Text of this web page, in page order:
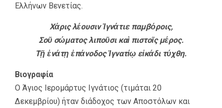
Ελλήνων Βενετίας.
Χάρις λέουσιν Ἰγνάτιε παμβόροις,
Σοῦ σώματος λιποῦσι καὶ πιστοῖς μέρος.
Τῇ ἐνάτῃ ἐπάνοδος Ἰγνατίῳ εἰκάδι τύχθη.
Βιογραφία
Ο Άγιος Ιερομάρτυς Ιγνάτιος (τιμάται 20
Δεκεμβρίου) ήταν διάδοχος των Αποστόλων και